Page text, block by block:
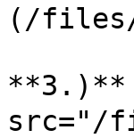
(/files/
**3.)**
src="/